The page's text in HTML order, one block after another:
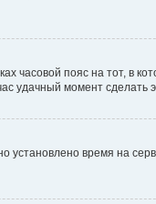
часовой пояс на тот, в
удачный момент сделать
установлено время на